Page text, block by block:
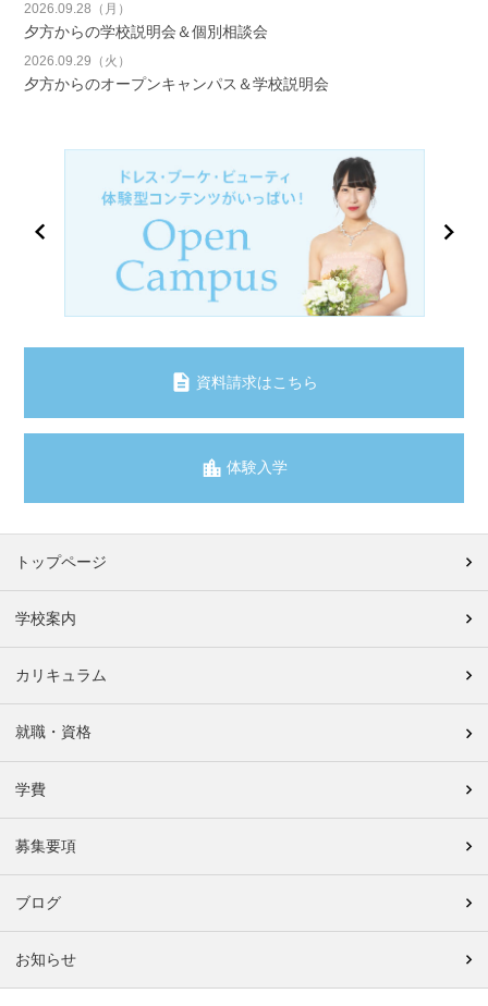
2026.09.28（月）
夕方からの学校説明会＆個別相談会
2026.09.29（火）
夕方からのオープンキャンパス＆学校説明会
資料請求はこちら
体験入学
トップページ
学校案内
カリキュラム
就職・資格
学費
募集要項
ブログ
お知らせ